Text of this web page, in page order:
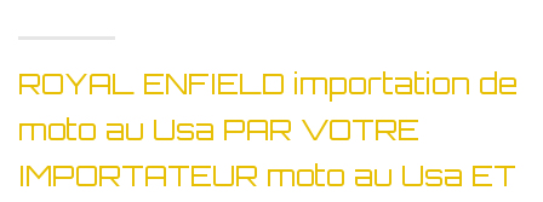
ROYAL ENFIELD importation de
moto au Usa PAR VOTRE
IMPORTATEUR moto au Usa ET